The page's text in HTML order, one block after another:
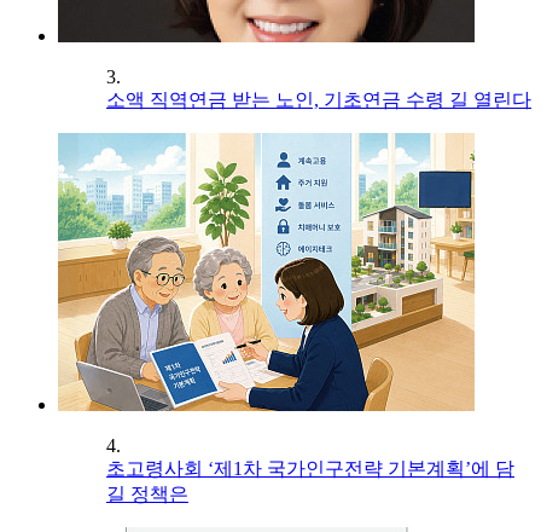
3.
소액 직역연금 받는 노인, 기초연금 수령 길 열린다
4.
초고령사회 ‘제1차 국가인구전략 기본계획’에 담
길 정책은